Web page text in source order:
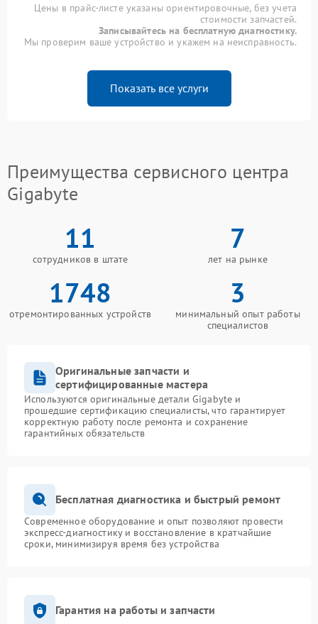
Цены в прайс-листе указаны ориентировочные, без учета
стоимости запчастей.
Записывайтесь на бесплатную диагностику.
Мы проверим ваше устройство и укажем на неисправность.
Показать все услуги
Преимущества сервисного центра
Gigabyte
11
сотрудников в штате
7
лет на рынке
1748
отремонтированных устройств
3
минимальный опыт работы
специалистов
Оригинальные запчасти и
сертифицированные мастера
Используются оригинальные детали Gigabyte и
прошедшие сертификацию специалисты, что гарантирует
корректную работу после ремонта и сохранение
гарантийных обязательств
Бесплатная диагностика и быстрый ремонт
Современное оборудование и опыт позволяют провести
экспресс-диагностику и восстановление в кратчайшие
сроки, минимизируя время без устройства
Гарантия на работы и запчасти